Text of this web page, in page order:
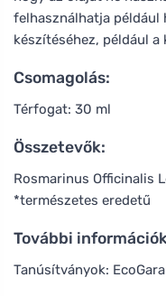
felhasználhatja
készítéséhez, például
Csomagolás:
Térfogat: 30 ml
Összetevők:
Rosmarinus Officinalis
*természetes eredetű
További
Tanúsítványok: